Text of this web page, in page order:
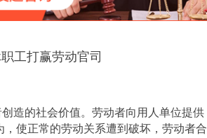
工打赢劳动官司
造的社会价值。劳动者向用人单位提供
使正常的劳动关系遭到破坏，劳动者合